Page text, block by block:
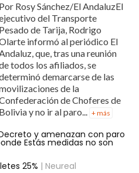
Por Rosy Sánchez/El AndaluzEl
del Transporte
Pesado de Tarija, Rodrigo
informó al periódico El
que, tras una reunión
todos los afiliados, se
demarcarse de las
de la
de Choferes de
Bolivia y no ir al paro... + más
y amenazan con paro
Estás medidas no son
25% | Neureal